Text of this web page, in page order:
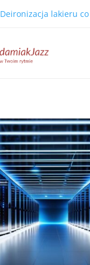
Deironizacja lakieru